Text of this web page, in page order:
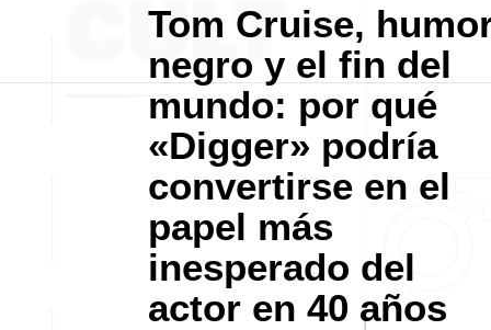
Tom Cruise,
negro y el fin del
mundo: por qué
«Digger» podría
convertirse en el
papel más
inesperado del
actor en 40 años